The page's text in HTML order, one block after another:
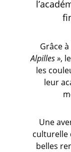
Grâce
Alpilles »,
les
leur
Une
culturelle
belles